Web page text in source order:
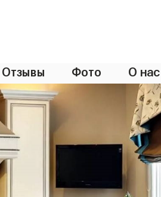
Отзывы Фото О нас